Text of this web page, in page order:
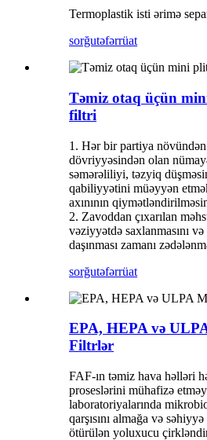
Termoplastik isti ərimə
sorğutəfərrüat
Təmiz otaq üçün
filtri
1. Hər bir partiya
dövriyyəsindən olan
səmərəliliyi, təzyiq
qabiliyyətini müəyyən
axınının
2. Zavoddan çıxarılan
vəziyyətdə saxlanmasını
daşınması zamanı
sorğutəfərrüat
EPA, HEPA və
Filtrlər
FAF-ın təmiz hava həlləri
proseslərini mühafizə
laboratoriyalarında
qarşısını almağa və
ötürülən yoluxucu